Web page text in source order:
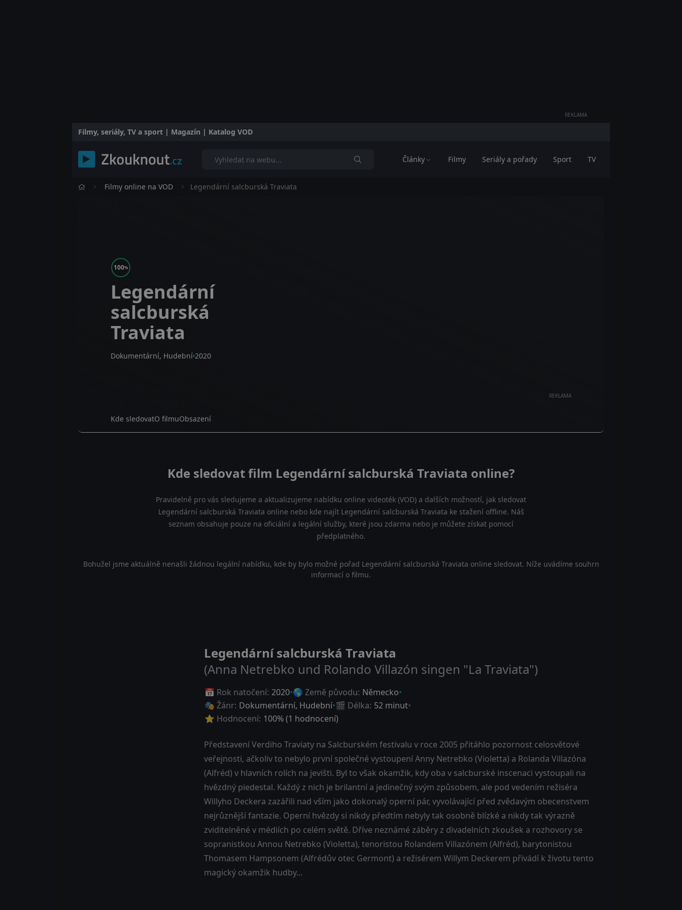
REKLAMA
Filmy, seriály, TV a sport | Magazín | Katalog VOD
Články Filmy Seriály a pořady Sport TV
Filmy online na VOD Legendární salcburská Traviata
REKLAMA
100%
Legendární
salcburská
Traviata
Dokumentární, Hudební 2020
Kde sledovatO filmuObsazení
Kde sledovat film Legendární salcburská Traviata online?
Pravidelně pro vás sledujeme a aktualizujeme nabídku online videoték (VOD) a dalších možností, jak sledovat
Legendární salcburská Traviata online nebo kde najít Legendární salcburská Traviata ke stažení offline. Náš
seznam obsahuje pouze na oficiální a legální služby, které jsou zdarma nebo je můžete získat pomocí
předplatného.
Bohužel jsme aktuálně nenašli žádnou legální nabídku, kde by bylo možné pořad Legendární salcburská Traviata online sledovat. Níže uvádíme souhrn
informací o filmu.
Legendární salcburská Traviata
(Anna Netrebko und Rolando Villazón singen "La Traviata")
📅 Rok natočení: 2020 🌎 Země původu: Německo
🎭 Žánr: Dokumentární, Hudební 🎬 Délka: 52 minut
⭐ Hodnocení: 100% (1 hodnocení)
Představení Verdiho Traviaty na Salcburském festivalu v roce 2005 přitáhlo pozornost celosvětové
veřejnosti, ačkoliv to nebylo první společné vystoupení Anny Netrebko (Violetta) a Rolanda Villazóna
(Alfréd) v hlavních rolích na jevišti. Byl to však okamžik, kdy oba v salcburské inscenaci vystoupali na
hvězdný piedestal. Každý z nich je brilantní a jedinečný svým způsobem, ale pod vedením režiséra
Willyho Deckera zazářili nad vším jako dokonalý operní pár, vyvolávající před zvědavým obecenstvem
nejrůznější fantazie. Operní hvězdy si nikdy předtím nebyly tak osobně blízké a nikdy tak výrazně
zviditelněné v médiích po celém světě. Dříve neznámé záběry z divadelních zkoušek a rozhovory se
sopranistkou Annou Netrebko (Violetta), tenoristou Rolandem Villazónem (Alfréd), barytonistou
Thomasem Hampsonem (Alfrédův otec Germont) a režisérem Willym Deckerem přivádí k životu tento
magický okamžik hudby...